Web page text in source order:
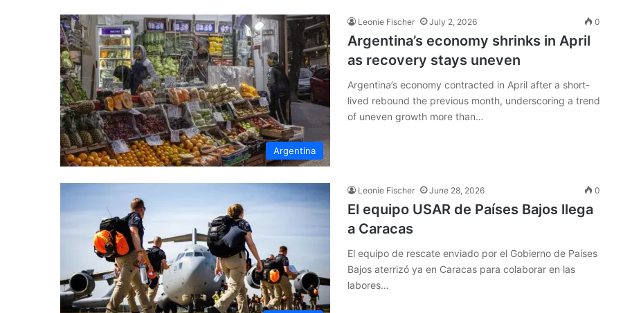
Argentina
Leonie Fischer July 2, 2026 0
Argentina’s economy shrinks in April
as recovery stays uneven
Argentina’s economy contracted in April after a short-
lived rebound the previous month, underscoring a trend
of uneven growth more than…
Leonie Fischer June 28, 2026 0
El equipo USAR de Países Bajos llega
a Caracas
El equipo de rescate enviado por el Gobierno de Países
Bajos aterrizó ya en Caracas para colaborar en las
labores…